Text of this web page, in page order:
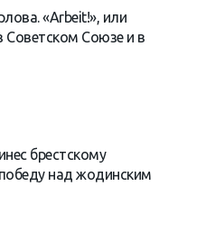
«Arbeit!», или
Советском Союзе и в
брестскому
над жодинским